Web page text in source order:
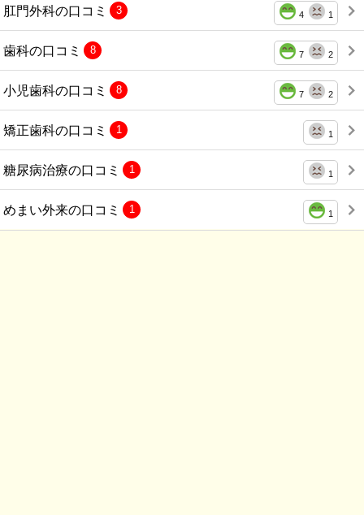
肛門外科の口コミ 4 1
3
歯科の口コミ 7 2
8
小児歯科の口コミ 7 2
8
矯正歯科の口コミ 1
1
糖尿病治療の口コミ 1
1
めまい外来の口コミ 1
1